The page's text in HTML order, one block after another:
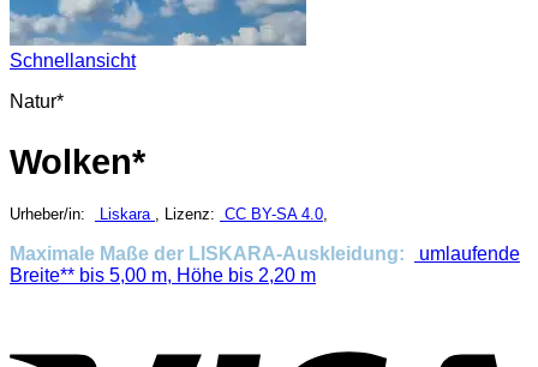
Schnellansicht
Natur*
Wolken*
Urheber/in: Liskara , Lizenz: CC BY-SA 4.0
Maximale Maße der LISKARA-Auskleidung:
umlaufende
Breite** bis 5,00 m, Höhe bis 2,20 m